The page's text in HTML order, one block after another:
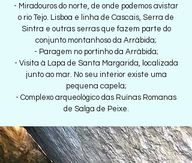
- Miradouros do norte, de onde podemos avistar
o rio Tejo. Lisboa e linha de Cascais, Serra de
Sintra e outras serras que fazem parte do
conjunto montanhoso da Arrábida;
- Paragem no portinho da Arrábida;
- Visita à Lapa de Santa Margarida, localizada
junto ao mar. No seu interior existe uma
pequena capela;
- Complexo arqueológico das Ruínas Romanas
de Salga de Peixe.